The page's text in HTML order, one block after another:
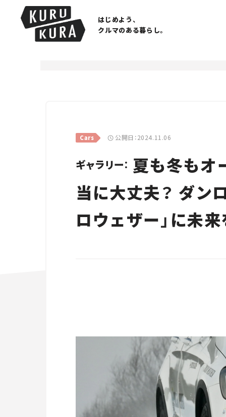
はじめよう、
クルマのある暮らし。
Cars 公開日：2024.11.06
ギャラリー： 夏も冬もオ
当に大丈夫？ ダン
ロウェザー」に未来